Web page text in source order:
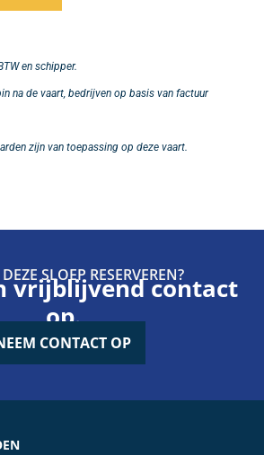
en schipper.
na de vaart, bedrijven op basis van factuur
zijn van toepassing op deze vaart.
SLOEP RESERVEREN?
vrijblijvend contact
op.
CONTACT OP